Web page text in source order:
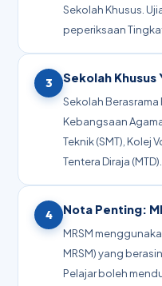
Sekolah Khusus.
peperiksaan
3 Sekolah Khusus
Sekolah Berasrama
Kebangsaan
Teknik (SMT), Kolej
Tentera Diraja (MTD).
4 Nota Penting:
MRSM
MRSM) yang
Pelajar boleh